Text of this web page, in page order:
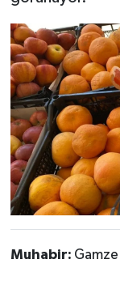
Muhabir: